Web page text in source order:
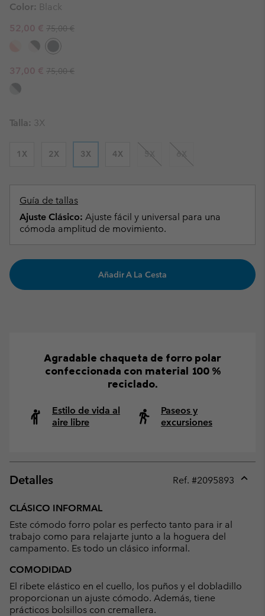
Color: Black
Sale price:
52,00 € Regular price:
75,00 €
Sale price:
37,00 € Regular price:
75,00 €
Talla: 3X
1X 2X 3X 4X 5X 6X
Guía de tallas
Ajuste Clásico: Ajuste fácil y universal para una
cómoda amplitud de movimiento.
Añadir A La Cesta
Agradable chaqueta de forro polar
confeccionada con material 100 %
reciclado.
Estilo de vida al
aire libre
Paseos y
excursiones
Detalles Ref. #2095893
CLÁSICO INFORMAL
Este cómodo forro polar es perfecto tanto para ir al
trabajo como para relajarte junto a la hoguera del
campamento. Es todo un clásico informal.
COMODIDAD
El ribete elástico en el cuello, los puños y el dobladillo
proporcionan un ajuste cómodo. Además, tiene
prácticos bolsillos con cremallera.